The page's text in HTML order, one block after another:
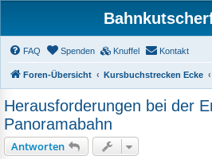
FAQ Spenden Knuffel Kontakt
Foren-Übersicht Kursbuchstrecken Ecke
Herausforderungen bei der
Panoramabahn
Antworten